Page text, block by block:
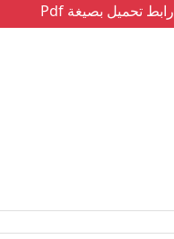
رابط تحميل بصيغة Pdf